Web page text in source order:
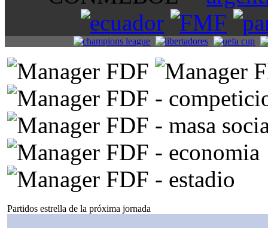
Partidos estrella de la próxima jornada